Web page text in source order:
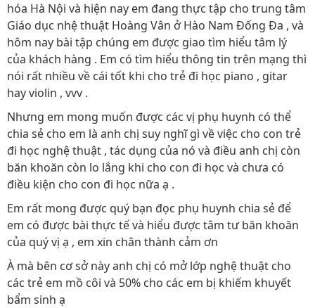
hóa Hà Nội và hiện nay em đang thực tập cho trung tâm
Giáo dục nhệ thuật Hoàng Vân ở Hào Nam Đống Đa , và
hôm nay bài tập chúng em được giao tìm hiểu tâm lý
của khách hàng . Em có tìm hiểu thông tin trên mạng thì
nói rất nhiều về cái tốt khi cho trẻ đi học piano , gitar
hay violin , vvv .
Nhưng em mong muốn được các vị phụ huynh có thể
chia sẻ cho em là anh chị suy nghĩ gì về việc cho con trẻ
đi học nghệ thuật , tác dụng của nó và điều anh chị còn
băn khoăn còn lo lắng khi cho con đi học và chưa có
điều kiện cho con đi học nữa ạ .
Em rất mong được quý bạn đọc phụ huynh chia sẻ để
em có được bài thực tế và hiểu được tâm tư băn khoăn
của quý vị ạ , em xin chân thành cảm ơn
À mà bên cơ sở này anh chị có mở lớp nghệ thuật cho
các trẻ em mồ côi và 50% cho các em bị khiếm khuyết
bẩm sinh ạ